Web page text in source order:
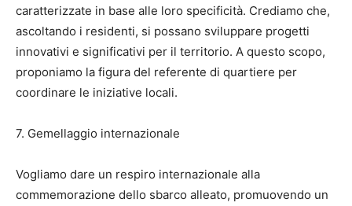
caratterizzate in base alle loro specificità. Crediamo che,
ascoltando i residenti, si possano sviluppare progetti
innovativi e significativi per il territorio. A questo scopo,
proponiamo la figura del referente di quartiere per
coordinare le iniziative locali.
7. Gemellaggio internazionale
Vogliamo dare un respiro internazionale alla
commemorazione dello sbarco alleato, promuovendo un